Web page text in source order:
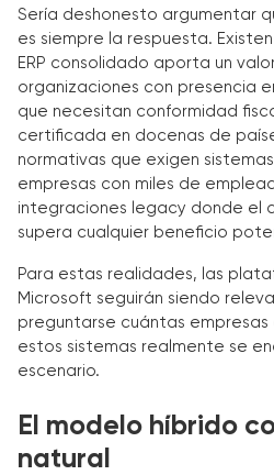
Sería deshonesto argumentar
es siempre la respuesta.
ERP consolidado aporta un
organizaciones con presencia
que necesitan conformidad
certificada en docenas de
normativas que exigen
empresas con miles de
integraciones legacy donde el
supera cualquier beneficio
Para estas realidades, las
Microsoft seguirán siendo
preguntarse cuántas empresas
estos sistemas realmente se
escenario.
El modelo híbrido
natural